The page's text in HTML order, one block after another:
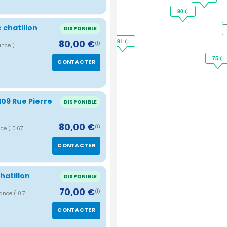
chatillon DISPONIBLE
( 80,00 €(1)
CONTACTER
Rue Pierre
DISPONIBLE
( 0.67 80,00 €(1)
CONTACTER
DISPONIBLE
( 0.7 70,00 €(1)
CONTACTER
90 €
75 €
91 €